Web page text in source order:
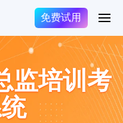
免费试用
监培训考